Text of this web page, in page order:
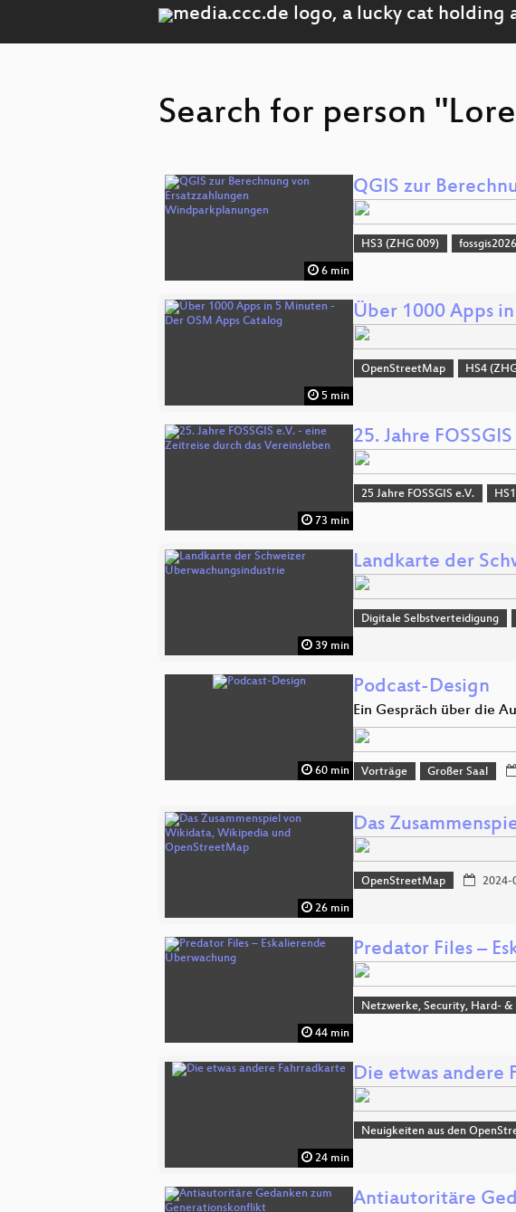
Search for person
6 min
QGIS zur
HS3 (ZHG 009)
5 min
Über 1000 Apps
OpenStreetMap HS4
73 min
25. Jahre
25 Jahre FOSSGIS e.V.
39 min
Landkarte der
Digitale Selbstverteidigung
60 min
Podcast-Design
Ein Gespräch über die
Vorträge Großer Saal
26 min
Das
OpenStreetMap 2024-
44 min
Predator Files –
Netzwerke, Security, Hard- &
24 min
Die etwas andere
Neuigkeiten aus den
Antiautoritäre